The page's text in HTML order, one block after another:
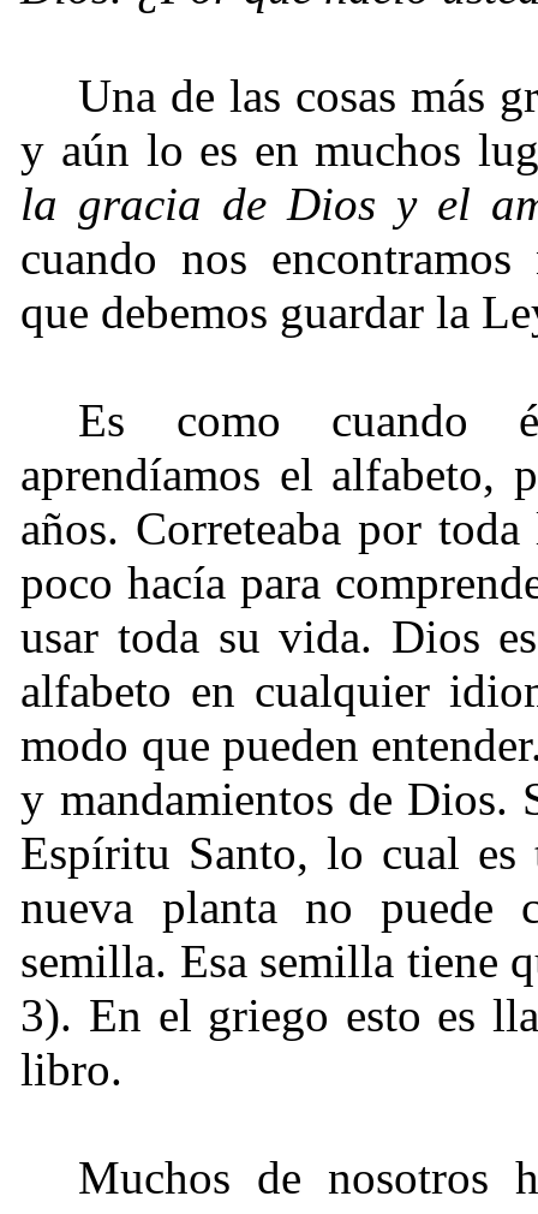
Una de las cosas más
y aún lo es en muchos
la gracia de Dios y el
cuando nos
que debemos guardar la
Es como cuando
aprendíamos el alfabeto,
años. Correteaba por
poco hacía para
usar toda su vida. Dios
alfabeto en cualquier
modo que pueden
y mandamientos de Dios.
Espíritu Santo, lo cual
nueva planta no puede
semilla. Esa semilla tiene
3). En el griego esto es
libro.
Muchos de nosotros